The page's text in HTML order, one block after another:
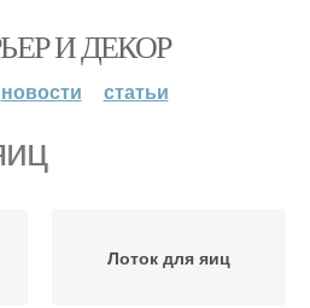
И ДЕКОР
новости статьи
Лоток для яиц